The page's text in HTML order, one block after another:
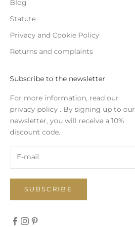
Blog
Statute
Privacy and Cookie Policy
Returns and complaints
Subscribe to the newsletter
For more information, read our
privacy policy . By signing up to our
newsletter, you will receive a 10%
discount code.
SUBSCRIBE